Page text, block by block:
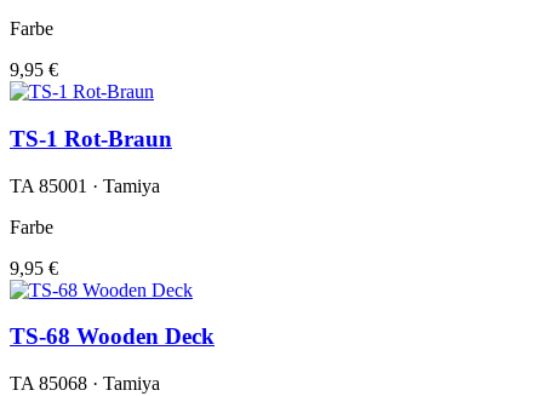
Farbe
9,95 €
TS-1 Rot-Braun
TA 85001 · Tamiya
Farbe
9,95 €
TS-68 Wooden Deck
TA 85068 · Tamiya